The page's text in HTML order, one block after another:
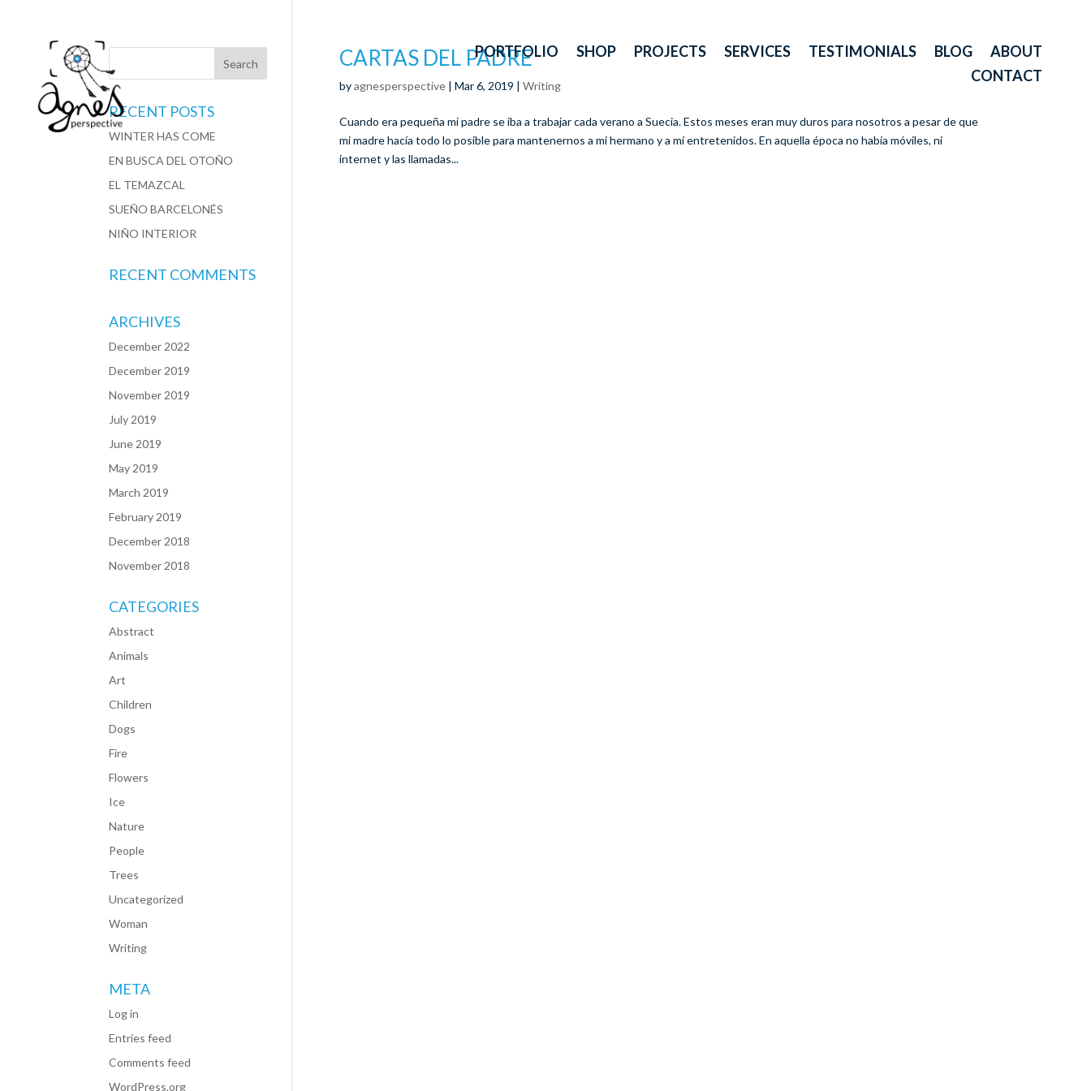
PORTFOLIO SHOP PROJECTS SERVICES TESTIMONIALS BLOG
ABOUT
CONTACT
CARTAS DEL PADRE
byagnesperspective| Mar 6, 2019 | Writing
Cuando era pequeña mi padre se iba a trabajar cada verano a Suecia. Estos meses eran muy duros para nosotros a pesar de que
mi madre hacía todo lo posible para mantenernos a mi hermano y a mí entretenidos. En aquella época no había móviles, ni
internet y las llamadas...
RECENT POSTS
WINTER HAS COME
EN BUSCA DEL OTOÑO
EL TEMAZCAL
SUEÑO BARCELONÉS
NIÑO INTERIOR
RECENT COMMENTS
ARCHIVES
December 2022
December 2019
November 2019
July 2019
June 2019
May 2019
March 2019
February 2019
December 2018
November 2018
CATEGORIES
Abstract
Animals
Art
Children
Dogs
Fire
Flowers
Ice
Nature
People
Trees
Uncategorized
Woman
Writing
META
Log in
Entries feed
Comments feed
WordPress.org